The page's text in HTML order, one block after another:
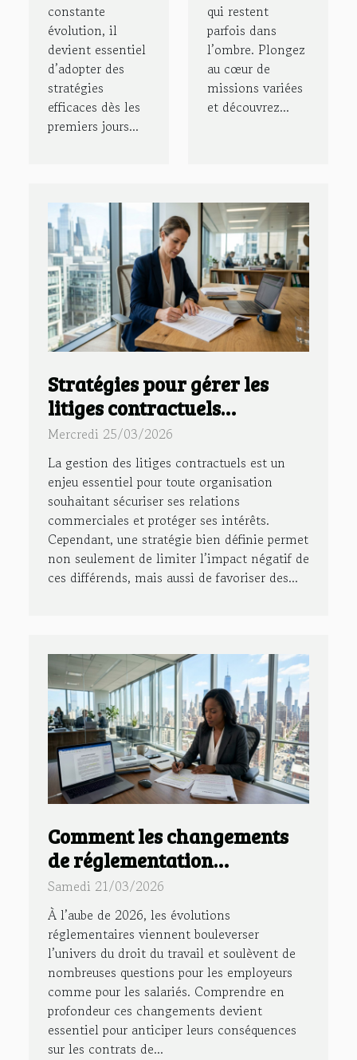
constante
évolution, il
devient essentiel
d’adopter des
stratégies
efficaces dès les
premiers jours...
qui restent
parfois dans
l’ombre. Plongez
au cœur de
missions variées
et découvrez...
Stratégies pour gérer les
litiges contractuels
efficacement
Mercredi 25/03/2026
La gestion des litiges contractuels est un
enjeu essentiel pour toute organisation
souhaitant sécuriser ses relations
commerciales et protéger ses intérêts.
Cependant, une stratégie bien définie permet
non seulement de limiter l’impact négatif de
ces différends, mais aussi de favoriser des...
Comment les changements
de réglementation
impactent les contrats de
travail en 2026 ?
Samedi 21/03/2026
À l’aube de 2026, les évolutions
réglementaires viennent bouleverser
l’univers du droit du travail et soulèvent de
nombreuses questions pour les employeurs
comme pour les salariés. Comprendre en
profondeur ces changements devient
essentiel pour anticiper leurs conséquences
sur les contrats de...